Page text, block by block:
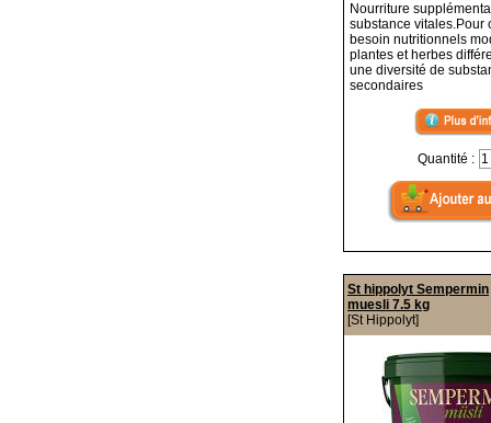
Nourriture
substance vitales.Pour
besoin nutritionnels
plantes et herbes
une diversité de
secondaires
Quantité :
St hippolyt Sempermin
muesli 7.5 kg
[St Hippolyt]